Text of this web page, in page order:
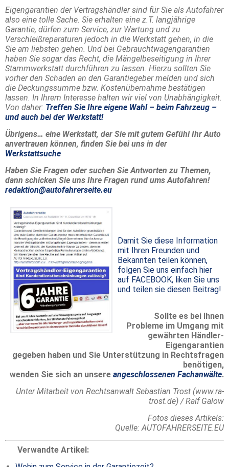
Eigengarantien der Vertragshändler sind für Sie als Autofahrer
also eine tolle Sache. Sie erhalten eine z.T. langjährige
Garantie, dürfen zum Service, zur Wartung und zu
Verschleißreparaturen jedoch in die Werkstatt gehen, in die
Sie am liebsten gehen. Und bei Gebrauchtwagengarantien
haben Sie sogar das Recht, die Mängelbeseitigung in Ihrer
Stammwerkstatt durchführen zu lassen. Hierzu sollten Sie
vorher den Schaden an den Garantiegeber melden und sich
die Deckungssumme bzw. Kostenübernahme bestätigen
lassen. In Ihrem Interesse halten wir viel von Unabhängigkeit.
Von daher: Treffen Sie Ihre eigene Wahl – beim Fahrzeug –
und auch bei der Werkstatt!
Übrigens… eine Werkstatt, der Sie mit gutem Gefühl Ihr Auto
anvertrauen können, finden Sie bei uns in der
Werkstattsuche
Haben Sie Fragen oder suchen Sie Antworten zu Themen,
dann schicken Sie uns Ihre Fragen rund ums Autofahren!
redaktion@autofahrerseite.eu
Damit Sie diese Information
mit Ihren Freunden und
Bekannten teilen können,
folgen Sie uns einfach hier
auf FACEBOOK, liken Sie uns
und teilen sie diesen Beitrag!
Sollte es bei Ihnen
Probleme im Umgang mit
gewährten Händler-
Eigengarantien
gegeben haben und Sie Unterstützung in Rechtsfragen
benötigen,
wenden Sie sich an unsere angeschlossenen Fachanwälte.
Unter Mitarbeit von Rechtsanwalt Sebastian Trost (www.ra-
trost.de) / Ralf Galow
Fotos dieses Artikels:
Quelle: AUTOFAHRERSEITE.EU
Verwandte Artikel: